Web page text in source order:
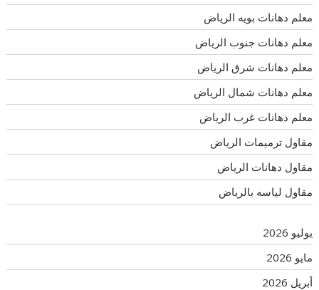
معلم دهانات بويه الرياض
معلم دهانات جنوب الرياض
معلم دهانات شرق الرياض
معلم دهانات شمال الرياض
معلم دهانات غرب الرياض
مقاول ترميمات الرياض
مقاول دهانات الرياض
مقاول لياسه بالرياض
يوليو 2026
مايو 2026
أبريل 2026